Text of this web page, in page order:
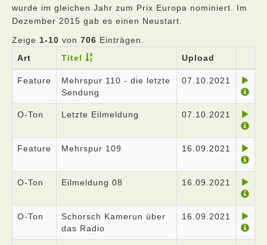
wurde im gleichen Jahr zum Prix Europa nominiert. Im
Dezember 2015 gab es einen Neustart.
Zeige 1-10 von 706 Einträgen.
Art
Titel Upload
Feature
Mehrspur 110 - die letzte
Sendung
07.10.2021
O-Ton Letzte Eilmeldung 07.10.2021
Feature Mehrspur 109 16.09.2021
O-Ton Eilmeldung 08 16.09.2021
O-Ton
Schorsch Kamerun über
das Radio
16.09.2021